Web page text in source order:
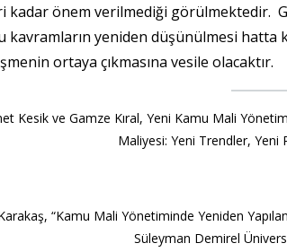
kadar önem verilmediği görülmektedir.
kavramların yeniden düşünülmesi hatta
ortaya çıkmasına vesile olacaktır.
Kesik ve Gamze Kıral, Yeni Kamu Mali
Maliyesi: Yeni Trendler,
“Kamu Mali Yönetiminde Yeniden
Süleyman Demirel